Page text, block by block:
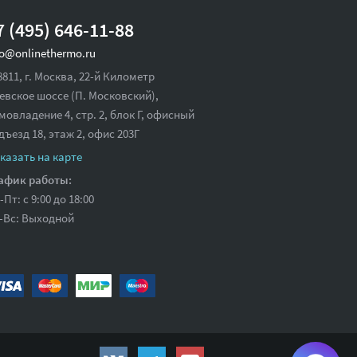
(495) 646-11-88
г. Москва, 22-й Километр
шоссе (П. Московский),
4, стр. 2, блок Г, офисный
18,этаж 2, офис 203Г
на карте
работы:
с 9:00 до 18:00
Вс: Выходной